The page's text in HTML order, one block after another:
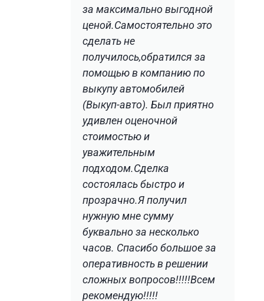
за максимально выгодной
ценой.Самостоятельно это
сделать не
получилось,обратился за
помощью в компанию по
выкупу автомобилей
(Выкуп-авто). Был приятно
удивлен оценочной
стоимостью и
уважительным
подходом.Сделка
состоялась быстро и
прозрачно.Я получил
нужную мне сумму
буквально за несколько
часов. Спасибо большое за
оперативность в решении
сложных вопросов!!!!!Всем
рекомендую!!!!!